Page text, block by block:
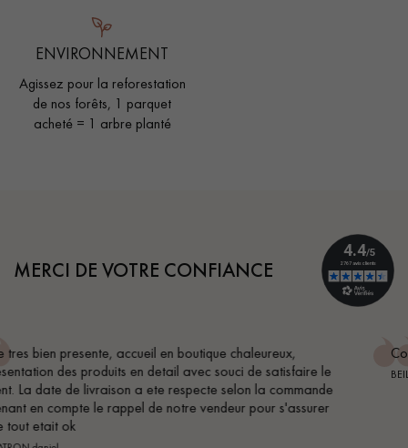
ENVIRONNEMENT
Agissez pour la reforestation
de nos forêts, 1 parquet
acheté = 1 arbre planté
MERCI DE VOTRE CONFIANCE
Conseil parfait, échanges fluides. Je recommande
BEILE FRANCK